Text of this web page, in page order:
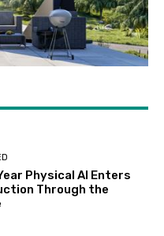
Physical AI Enters
Through the